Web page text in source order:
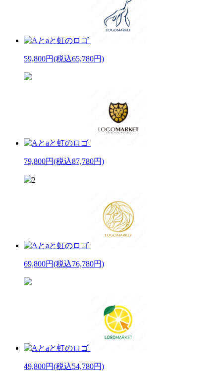
59,800円(税込65,780円)
79,800円(税込87,780円)
2
69,800円(税込76,780円)
49,800円(税込54,780円)